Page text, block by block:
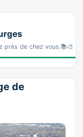
près de chez vous.📚🎨
de